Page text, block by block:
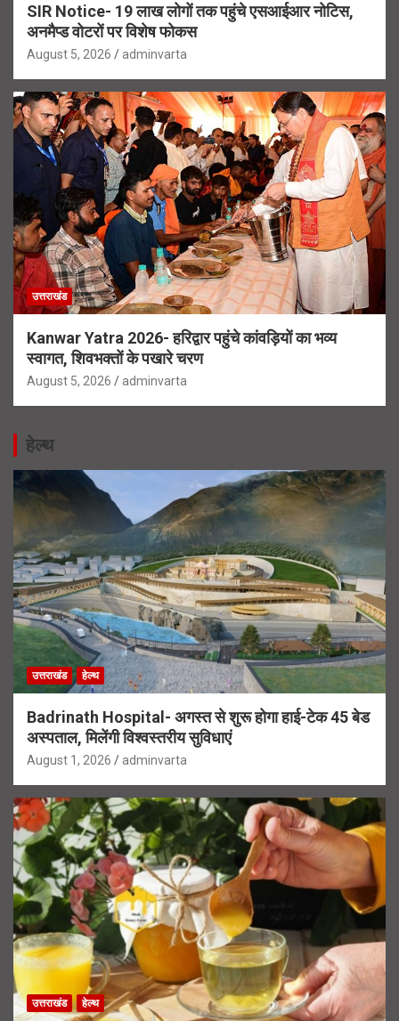
SIR Notice- 19 लाख लोगों तक पहुंचे एसआईआर नोटिस,
अनमैप्ड वोटरों पर विशेष फोकस
August 5, 2026 adminvarta
उत्तराखंड
Kanwar Yatra 2026- हरिद्वार पहुंचे कांवड़ियों का भव्य
स्वागत, शिवभक्तों के पखारे चरण
August 5, 2026 adminvarta
हेल्थ
उत्तराखंड हेल्थ
Badrinath Hospital- अगस्त से शुरू होगा हाई-टेक 45 बेड
अस्पताल, मिलेंगी विश्वस्तरीय सुविधाएं
August 1, 2026 adminvarta
उत्तराखंड हेल्थ